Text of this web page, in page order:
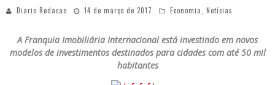
Projeta Cultura abre inscrições gratuitas em São João del-Rei para oficinas de elaboração de projetos culturais e inteligência artificial
Diario Redacao 14 de março de 2017 Economia Notícias
A Franquia Imobiliária Internacional está investindo em novos
modelos de investimentos destinados para cidades com até 50 mil
habitantes